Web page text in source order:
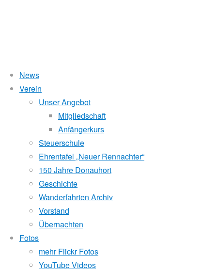
News
Verein
Unser Angebot
Mitgliedschaft
Anfängerkurs
Steuerschule
Ehrentafel „Neuer Rennachter“
150 Jahre Donauhort
Geschichte
Wanderfahrten Archiv
Vorstand
Übernachten
Fotos
mehr Flickr Fotos
YouTube Videos
140
Jahre
Kschwendt
Dezember
2012
Wasserstand Donau
Liegt der Wasserstand in Korneuburg (KORN)
beim Donauhort nicht gerudert.
Pegelstände (DoRIS)
Seichtstellen
Schleusenstatus
Windfinder Kuchelauer Hafen
Mitglied der
Godfrey Donauhort Club Kit